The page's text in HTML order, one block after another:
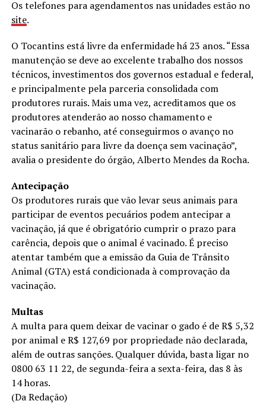
Os telefones para agendamentos nas unidades estão no
site.
O Tocantins está livre da enfermidade há 23 anos. “Essa
manutenção se deve ao excelente trabalho dos nossos
técnicos, investimentos dos governos estadual e federal,
e principalmente pela parceria consolidada com
produtores rurais. Mais uma vez, acreditamos que os
produtores atenderão ao nosso chamamento e
vacinarão o rebanho, até conseguirmos o avanço no
status sanitário para livre da doença sem vacinação”,
avalia o presidente do órgão, Alberto Mendes da Rocha.
Antecipação
Os produtores rurais que vão levar seus animais para
participar de eventos pecuários podem antecipar a
vacinação, já que é obrigatório cumprir o prazo para
carência, depois que o animal é vacinado. É preciso
atentar também que a emissão da Guia de Trânsito
Animal (GTA) está condicionada à comprovação da
vacinação.
Multas
A multa para quem deixar de vacinar o gado é de R$ 5,32
por animal e R$ 127,69 por propriedade não declarada,
além de outras sanções. Qualquer dúvida, basta ligar no
0800 63 11 22, de segunda-feira a sexta-feira, das 8 às
14 horas.
(Da Redação)